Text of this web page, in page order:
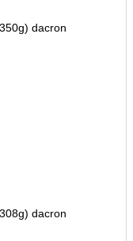
dacron
dacron